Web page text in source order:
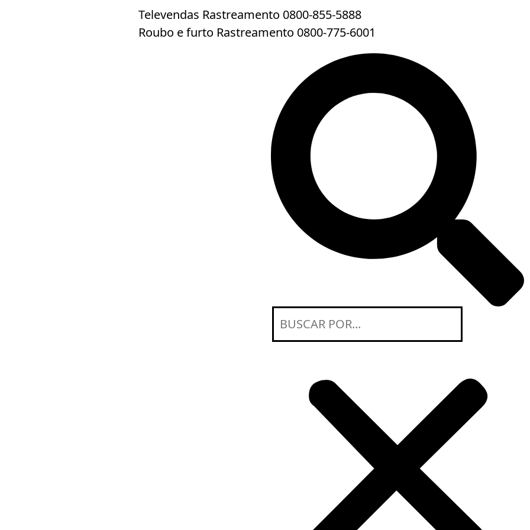
Televendas Rastreamento 0800-855-5888
Roubo e furto Rastreamento 0800-775-6001